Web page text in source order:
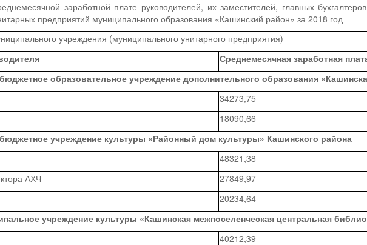
заработной плате руководителей, их заместителей, главных
предприятий муниципального образования «Кашинский район» за 2018 год
учреждения (муниципального унитарного предприятия)
Среднемесячная заработная
образовательное учреждение дополнительного образования
34273,75
18090,66
учреждение культуры «Районный дом культуры» Кашинского района
48321,38
АХЧ
27849,97
20234,64
учреждение культуры «Кашинская межпоселенческая центральная
40212,39